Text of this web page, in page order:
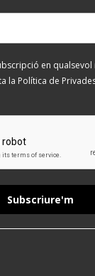
en
la Política de
Subscriure'm